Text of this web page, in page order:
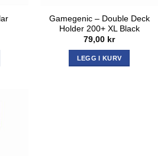
Gamegenic – Double Deck
Holder 200+ XL Black
79,00 kr
LEGG I KURV